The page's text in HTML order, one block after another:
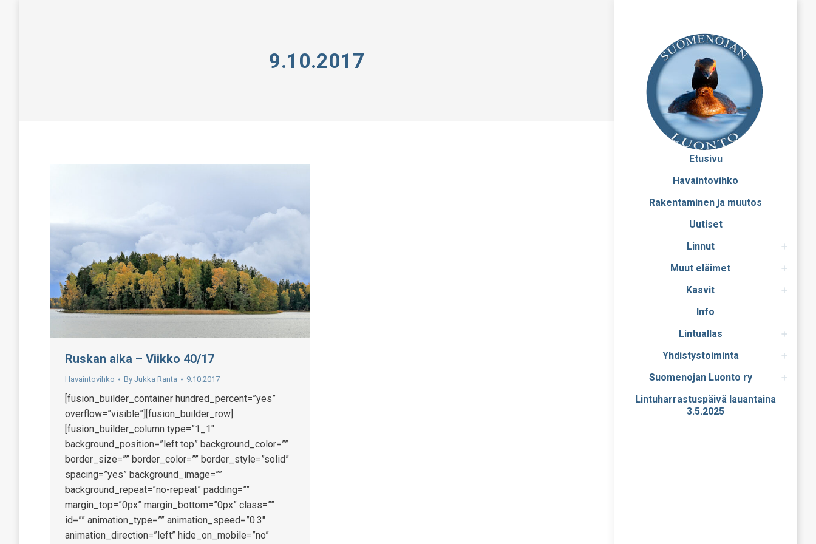
Etusivu
Havaintovihko
Rakentaminen ja muutos
Uutiset
Linnut
Muut eläimet
Kasvit
Info
Lintuallas
Yhdistystoiminta
Suomenojan Luonto ry
Lintuharrastuspäivä lauantaina
3.5.2025
9.10.2017
Ruskan aika – Viikko 40/17
Havaintovihko By Jukka Ranta 9.10.2017
[fusion_builder_container hundred_percent=”yes”
overflow=”visible”][fusion_builder_row]
[fusion_builder_column type=”1_1″
background_position=”left top” background_color=””
border_size=”” border_color=”” border_style=”solid”
spacing=”yes” background_image=””
background_repeat=”no-repeat” padding=””
margin_top=”0px” margin_bottom=”0px” class=””
id=”” animation_type=”” animation_speed=”0.3″
animation_direction=”left” hide_on_mobile=”no”